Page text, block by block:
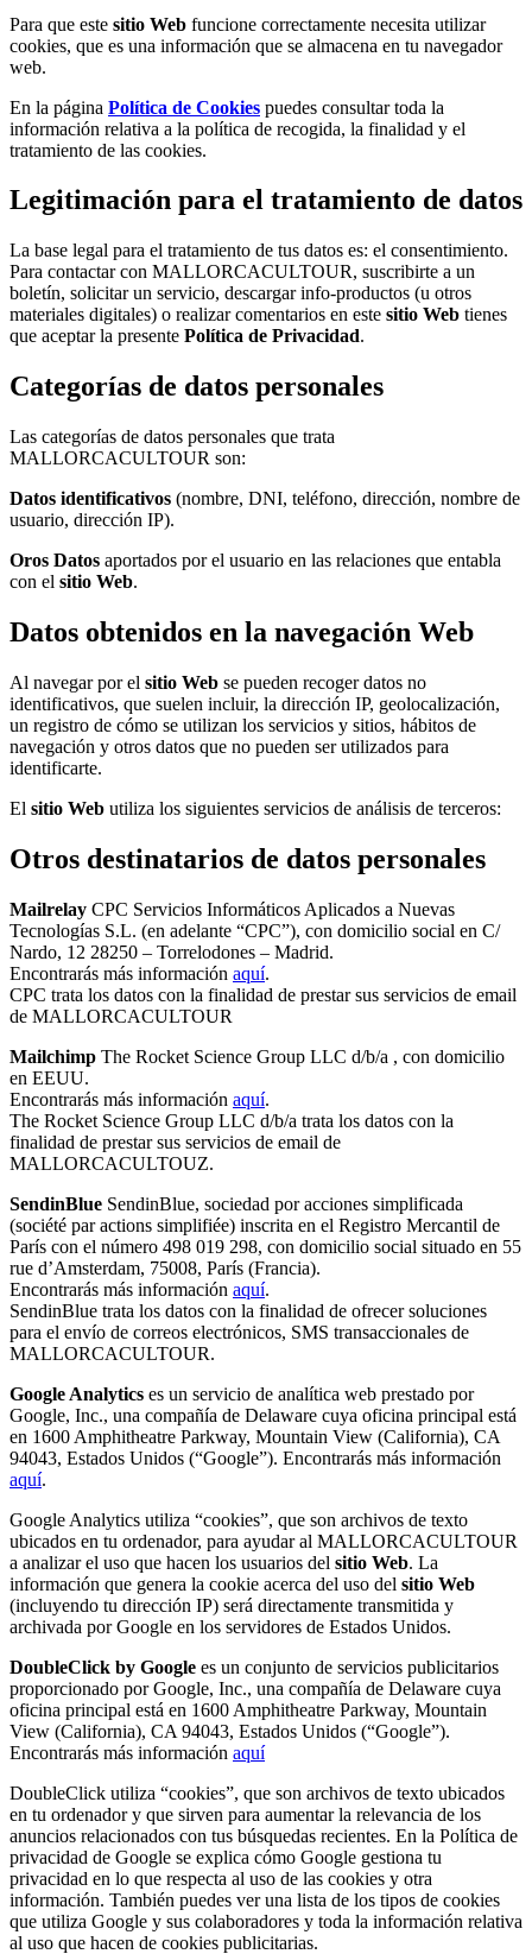
Para que este sitio Web funcione correctamente necesita utilizar
cookies, que es una información que se almacena en tu navegador
web.
En la página Política de Cookies puedes consultar toda la
información relativa a la política de recogida, la finalidad y el
tratamiento de las cookies.
Legitimación para el tratamiento de datos
La base legal para el tratamiento de tus datos es: el consentimiento.
Para contactar con MALLORCACULTOUR, suscribirte a un
boletín, solicitar un servicio, descargar info-productos (u otros
materiales digitales) o realizar comentarios en este sitio Web tienes
que aceptar la presente Política de Privacidad.
Categorías de datos personales
Las categorías de datos personales que trata
MALLORCACULTOUR son:
Datos identificativos (nombre, DNI, teléfono, dirección, nombre de
usuario, dirección IP).
Oros Datos aportados por el usuario en las relaciones que entabla
con el sitio Web.
Datos obtenidos en la navegación Web
Al navegar por el sitio Web se pueden recoger datos no
identificativos, que suelen incluir, la dirección IP, geolocalización,
un registro de cómo se utilizan los servicios y sitios, hábitos de
navegación y otros datos que no pueden ser utilizados para
identificarte.
El sitio Web utiliza los siguientes servicios de análisis de terceros:
Otros destinatarios de datos personales
Mailrelay CPC Servicios Informáticos Aplicados a Nuevas
Tecnologías S.L. (en adelante “CPC”), con domicilio social en C/
Nardo, 12 28250 – Torrelodones – Madrid.
Encontrarás más información aquí.
CPC trata los datos con la finalidad de prestar sus servicios de email
de MALLORCACULTOUR
Mailchimp The Rocket Science Group LLC d/b/a , con domicilio
en EEUU.
Encontrarás más información aquí.
The Rocket Science Group LLC d/b/a trata los datos con la
finalidad de prestar sus servicios de email de
MALLORCACULTOUZ.
SendinBlue SendinBlue, sociedad por acciones simplificada
(société par actions simplifiée) inscrita en el Registro Mercantil de
París con el número 498 019 298, con domicilio social situado en 55
rue d’Amsterdam, 75008, París (Francia).
Encontrarás más información aquí.
SendinBlue trata los datos con la finalidad de ofrecer soluciones
para el envío de correos electrónicos, SMS transaccionales de
MALLORCACULTOUR.
Google Analytics es un servicio de analítica web prestado por
Google, Inc., una compañía de Delaware cuya oficina principal está
en 1600 Amphitheatre Parkway, Mountain View (California), CA
94043, Estados Unidos (“Google”). Encontrarás más información
aquí.
Google Analytics utiliza “cookies”, que son archivos de texto
ubicados en tu ordenador, para ayudar al MALLORCACULTOUR
a analizar el uso que hacen los usuarios del sitio Web. La
información que genera la cookie acerca del uso del sitio Web
(incluyendo tu dirección IP) será directamente transmitida y
archivada por Google en los servidores de Estados Unidos.
DoubleClick by Google es un conjunto de servicios publicitarios
proporcionado por Google, Inc., una compañía de Delaware cuya
oficina principal está en 1600 Amphitheatre Parkway, Mountain
View (California), CA 94043, Estados Unidos (“Google”).
Encontrarás más información aquí
DoubleClick utiliza “cookies”, que son archivos de texto ubicados
en tu ordenador y que sirven para aumentar la relevancia de los
anuncios relacionados con tus búsquedas recientes. En la Política de
privacidad de Google se explica cómo Google gestiona tu
privacidad en lo que respecta al uso de las cookies y otra
información. También puedes ver una lista de los tipos de cookies
que utiliza Google y sus colaboradores y toda la información relativa
al uso que hacen de cookies publicitarias.